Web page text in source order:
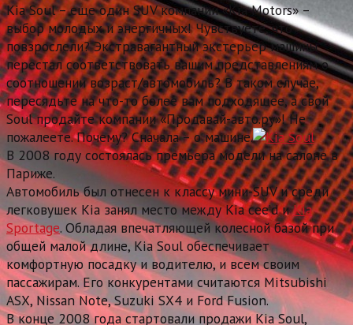
Kia Soul – еще один SUV компании «Kia Motors» –
выбор молодых и энергичных! Чувствуете, что
повзрослели? Экстравагантный экстерьер машины
перестал соответствовать вашим представлениям о
соотношении возраст/автомобиль? В таком случае,
пересядьте на что-то более вам подходящее, а свой
Soul продайте компании «Продавай-авто.ру»! Не
пожалеете. Почему? Сначала – о машине.
В 2008 году состоялась премьера модели на салоне в
Париже.
Автомобиль был отнесен к классу мини-SUV и среди
легковушек Kia занял место между Kia cee’d иKia
Sportage. Обладая впечатляющей колесной базой при
общей малой длине, Kia Soul обеспечивает
комфортную посадку и водителю, и всем своим
пассажирам. Его конкурентами считаются Mitsubishi
ASX, Nissan Note, Suzuki SX4 и Ford Fusion.
В конце 2008 года стартовали продажи Kia Soul,